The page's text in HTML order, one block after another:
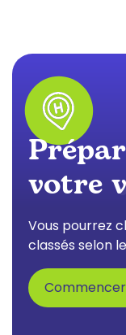
votre
Vous pourrez
classés selon